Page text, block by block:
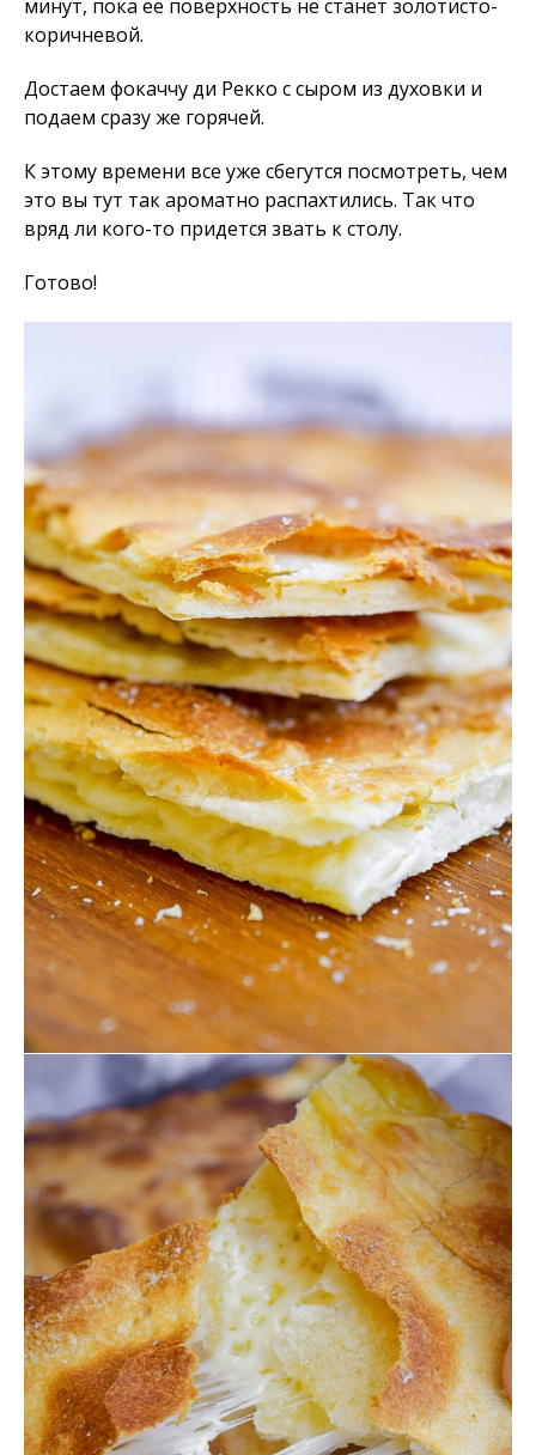
минут, пока ее поверхность не станет золотисто-
коричневой.
Достаем фокаччу ди Рекко с сыром из духовки и
подаем сразу же горячей.
К этому времени все уже сбегутся посмотреть, чем
это вы тут так ароматно распахтились. Так что
вряд ли кого-то придется звать к столу.
Готово!